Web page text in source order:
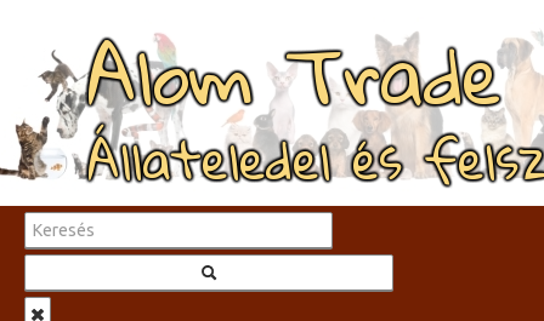
Alom Trade
Állateledel és